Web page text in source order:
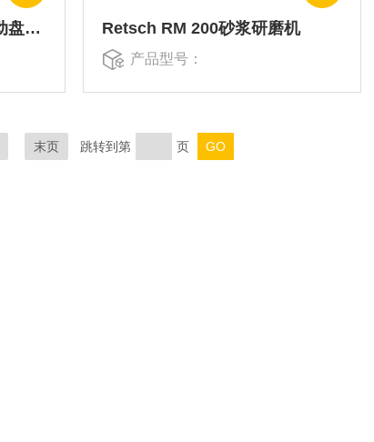
RS 200Retsch RS系列振动盘研磨机 Retsch RM 200砂浆研磨机
产品型号：
末页 跳转到第 页